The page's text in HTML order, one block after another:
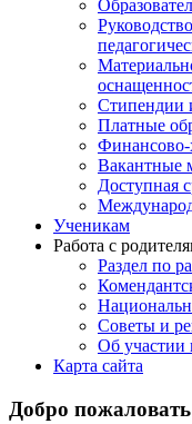
Стипендии
Платные
Финансово-
Вакантные
Доступная
Ученикам
Работа с
Раздел по
Советы и
Об участии
Карта сайта
Добро пожаловать